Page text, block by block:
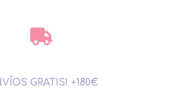
GRATIS! +180€